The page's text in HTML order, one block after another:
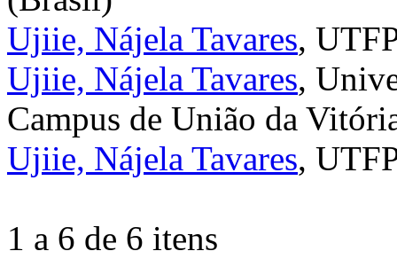
Ujiie, Nájela Tavares,
Ujiie, Nájela Tavares,
Campus de União da
Ujiie, Nájela Tavares,
1 a 6 de 6 itens